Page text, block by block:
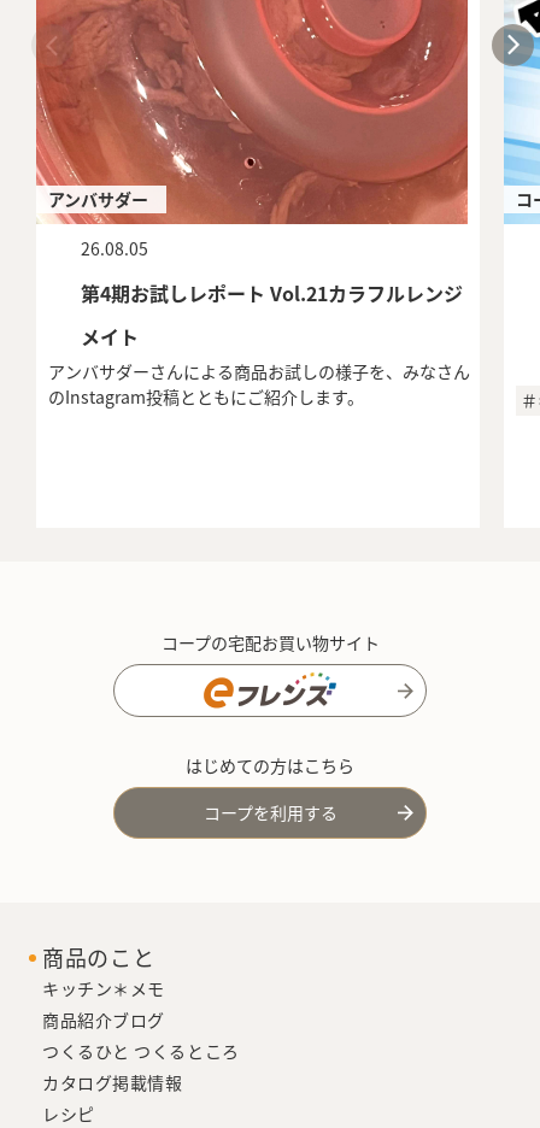
アンバサダー
26.08.05
第4期お試しレポート Vol.21カラフルレンジ
メイト
アンバサダーさんによる商品お試しの様子を、みなさん
のInstagram投稿とともにご紹介します。
コ
コープの宅配お買い物サイト
はじめての方はこちら
コープを利用する
商品のこと
キッチン＊メモ
商品紹介ブログ
つくるひと つくるところ
カタログ掲載情報
レシピ